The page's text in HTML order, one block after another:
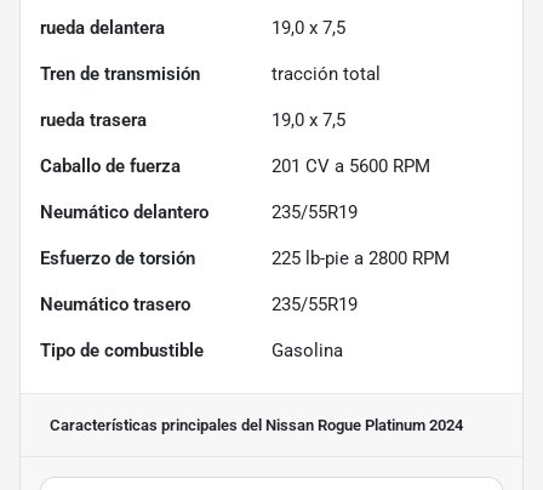
rueda delantera 19,0 x 7,5
Tren de transmisión tracción total
rueda trasera 19,0 x 7,5
Caballo de fuerza 201 CV a 5600 RPM
Neumático delantero 235/55R19
Esfuerzo de torsión 225 lb-pie a 2800 RPM
Neumático trasero 235/55R19
Tipo de combustible Gasolina
Características principales del Nissan Rogue Platinum 2024